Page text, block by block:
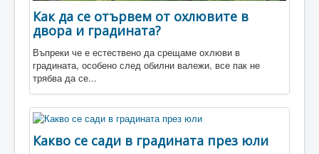
Как да се отървем от охлювите в
двора и градината?
Въпреки че е естествено да срещаме охлюви в
градината, особено след обилни валежи, все пак не
трябва да се...
Какво се сади в градината през юли